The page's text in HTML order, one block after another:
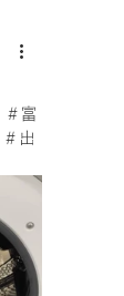
ブル
富
出